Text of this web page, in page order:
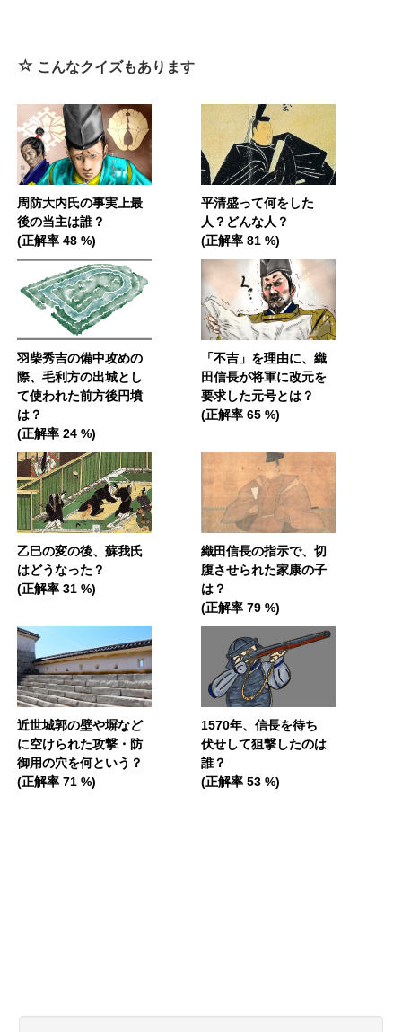
こんなクイズもあります
周防大内氏の事実上最
後の当主は誰？
(正解率 48 %)
平清盛って何をした
人？どんな人？
(正解率 81 %)
羽柴秀吉の備中攻めの
際、毛利方の出城とし
て使われた前方後円墳
は？
(正解率 24 %)
「不吉」を理由に、織
田信長が将軍に改元を
要求した元号とは？
(正解率 65 %)
乙巳の変の後、蘇我氏
はどうなった？
(正解率 31 %)
織田信長の指示で、切
腹させられた家康の子
は？
(正解率 79 %)
近世城郭の壁や塀など
に空けられた攻撃・防
御用の穴を何という？
(正解率 71 %)
1570年、信長を待ち
伏せして狙撃したのは
誰？
(正解率 53 %)